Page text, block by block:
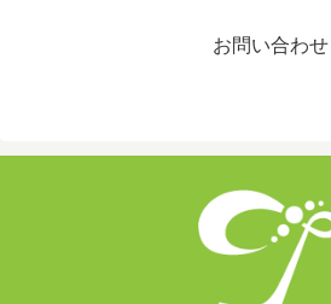
お問い合わせ